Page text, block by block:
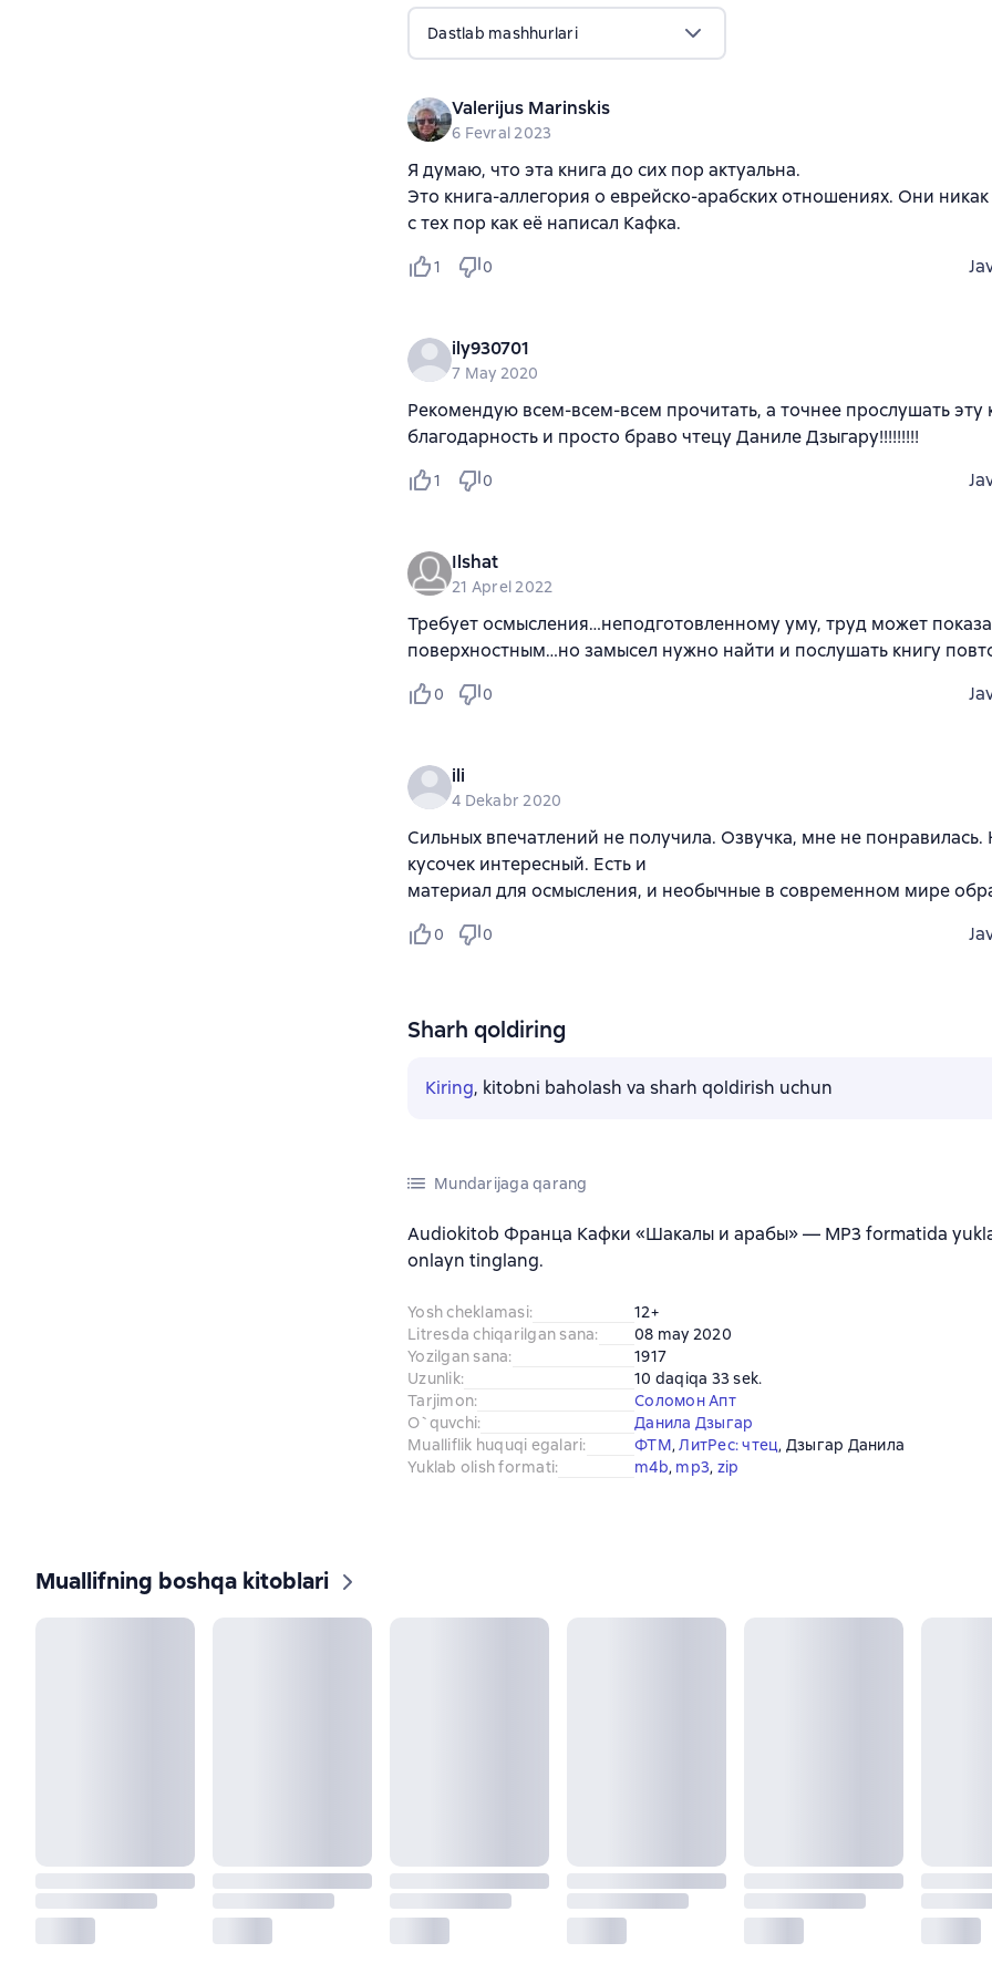
Dastlab mashhurlari
Valerijus Marinskis
6 Fevral 2023
Я думаю, что эта книга до сих пор актуальна.
Это книга-аллегория о еврейско-арабских отношениях. Они
с тех пор как её написал Кафка.
1 0
ily930701
7 May 2020
Рекомендую всем-всем-всем прочитать, а точнее прослушать эту
благодарность и просто браво чтецу Даниле Дзыгару!!!!!!!!!
1 0
Ilshat
21 Aprel 2022
Требует осмысления…неподготовленному уму, труд может
поверхностным…но замысел нужно найти и послушать книгу
0 0
ili
4 Dekabr 2020
Сильных впечатлений не получила. Озвучка, мне не
кусочек интересный. Есть и
материал для осмысления, и необычные в современном мире
0 0
Sharh qoldiring
Kiring, kitobni baholash va sharh qoldirish uchun
Mundarijaga qarang
Audiokitob Франца Кафки «Шакалы и арабы» — MP3 formatida
onlayn tinglang.
Yosh cheklamasi:
12+
Litresda chiqarilgan sana:
08 may 2020
Yozilgan sana:
1917
Uzunlik:
10 daqiqa 33 sek.
Tarjimon:
Соломон Апт
O`quvchi:
Данила Дзыгар
Mualliflik huquqi egalari: ФТМ, ЛитРес: чтец, Дзыгар Данила
Yuklab olish formati: m4b, mp3, zip
Muallifning boshqa kitoblari